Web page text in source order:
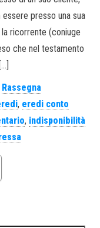
presso una sua
ricorrente (coniuge
che nel testamento
Rassegna
, eredi conto
, indisponibilità